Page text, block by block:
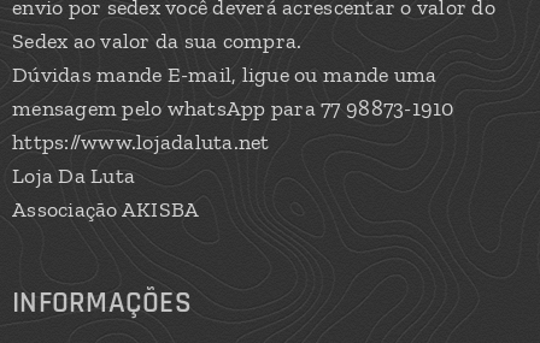
envio por sedex você deverá acrescentar o valor do
Sedex ao valor da sua compra.
Dúvidas mande E-mail, ligue ou mande uma
mensagem pelo whatsApp para 77 98873-1910
https://www.lojadaluta.net
Loja Da Luta
Associação AKISBA
INFORMAÇÕES